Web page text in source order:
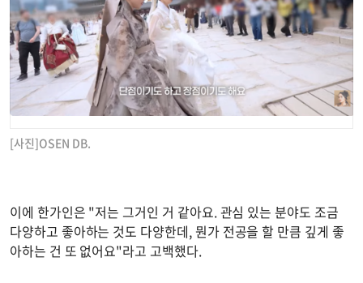
[사진]OSEN DB.
이에 한가인은 "저는 그거인 거 같아요. 관심 있는 분야도 조금
다양하고 좋아하는 것도 다양한데, 뭔가 전공을 할 만큼 깊게 좋
아하는 건 또 없어요"라고 고백했다.